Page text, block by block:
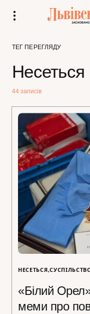
ТЕГ ПЕРЕГЛЯДУ
Несеться
44 записів
НЕСЕТЬСЯ
«Білий
меми про